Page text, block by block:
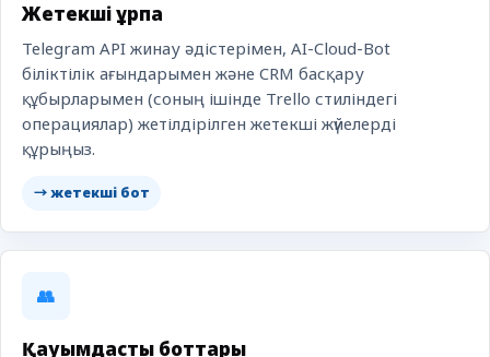
Жетекші ұрпақ
Telegram API жинау әдістерімен, AI-Cloud-Bot
біліктілік ағындарымен және CRM басқару
құбырларымен (соның ішінде Trello стиліндегі
операциялар) жетілдірілген жетекші жүйелерді
құрыңыз.
→ жетекші бот
👥
Қауымдастық боттары